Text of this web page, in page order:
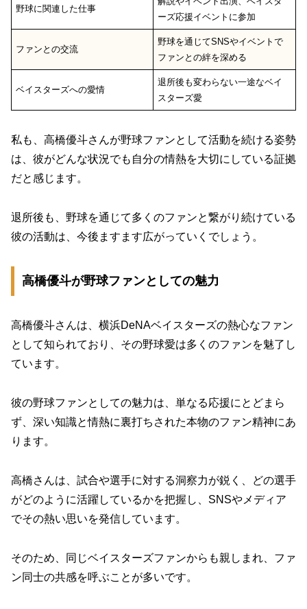
野球に関連した仕事
ーズ応援イベントに参加
ファンとの交流
野球を通じてSNSやイベントで
ファンとの絆を深める
ベイスターズへの愛情
退所後も変わらない一途なベイ
スターズ愛
私も、高橋優斗さんが野球ファンとして活動を続ける姿勢
は、彼がどんな状況でも自分の情熱を大切にしている証拠
だと感じます。
退所後も、野球を通じて多くのファンと繋がり続けている
彼の活動は、今後ますます広がっていくでしょう。
高橋優斗が野球ファンとしての魅力
高橋優斗さんは、横浜DeNAベイスターズの熱心なファン
として知られており、その野球愛は多くのファンを魅了し
ています。
彼の野球ファンとしての魅力は、単なる応援にとどまら
ず、深い知識と情熱に裏打ちされた本物のファン精神にあ
ります。
高橋さんは、試合や選手に対する洞察力が鋭く、どの選手
がどのように活躍しているかを把握し、SNSやメディア
でその熱い思いを発信しています。
そのため、同じベイスターズファンからも親しまれ、ファ
ン同士の共感を呼ぶことが多いです。